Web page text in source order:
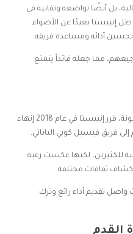
بل أيضًا تواضعه وتفانيه في
إنييستا بعيدًا عن الأضواء
تحسين أدائه ومساعدة فريقه.
مما جعله قائداً يتمتع
بعد سنوات من النجاح والتألق في برشلونة، قرر إنييستا في عام 2018 إنهاء
فريق فيسيل كوبي الياباني.
للكثيرين، لكنها عكست رغبة
ثقافات مختلفة.
واصل تقديم أداء رائع وترك
القدم